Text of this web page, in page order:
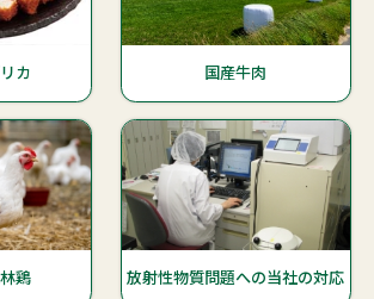
カ 国産牛肉
鶏 放射性物質問題への当社の対応